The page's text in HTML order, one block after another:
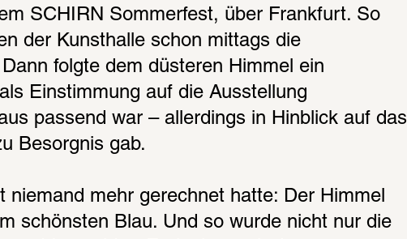
SCHIRN Sommerfest, über Frankfurt. So
der Kunsthalle schon mittags die
folgte dem düsteren Himmel ein
Einstimmung auf die Ausstellung
passend war – allerdings in Hinblick auf das
Besorgnis gab.
mehr gerechnet hatte: Der Himmel
schönsten Blau. Und so wurde nicht nur die